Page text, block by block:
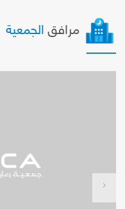
مرافق الجمعية